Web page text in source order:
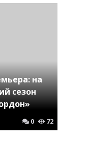
на
сезон
0 72